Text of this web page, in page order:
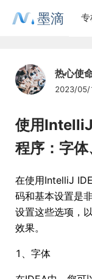
墨滴 专
热心使
2023/05/
使用
程序：字
在使用IntelliJ
码和基本设置是
设置这些选项，
效果。
1、字体